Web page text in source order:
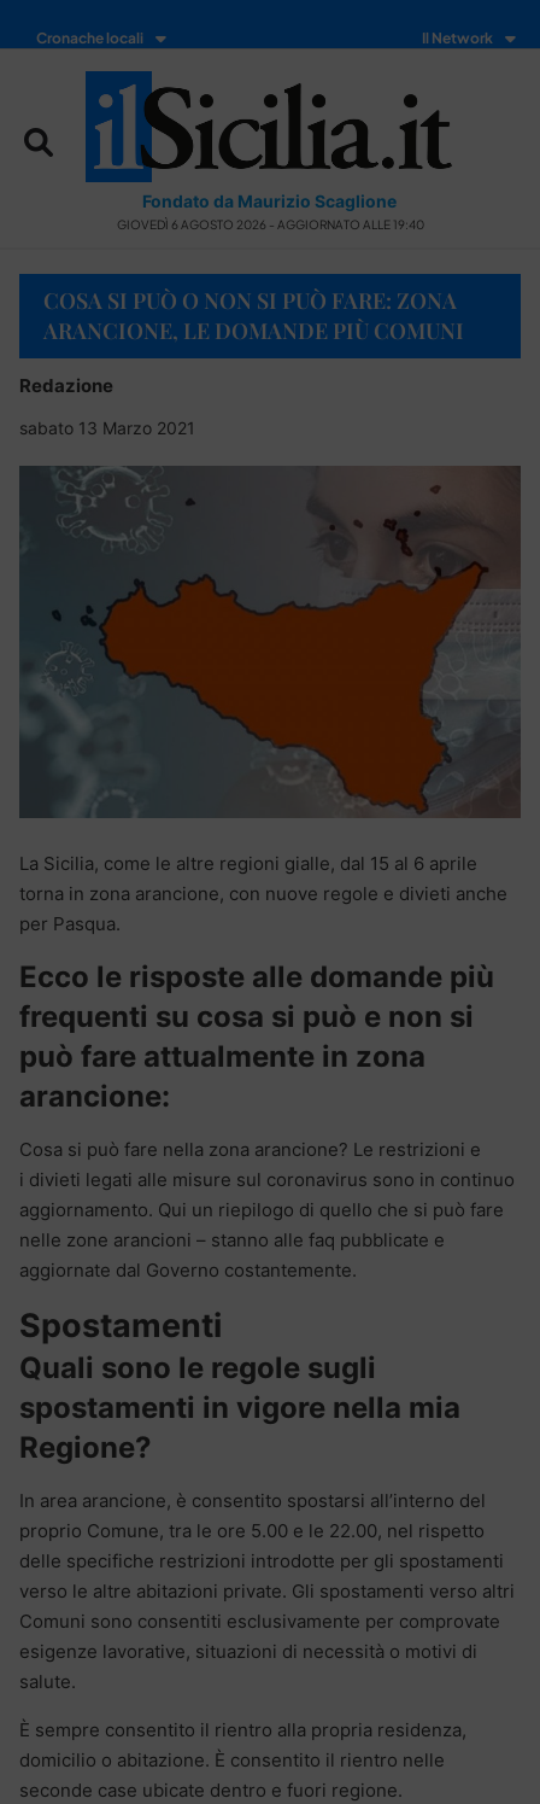
Cronache locali Il Network
Fondato da Maurizio Scaglione
GIOVEDÌ 6 AGOSTO 2026 - AGGIORNATO ALLE 19:40
COSA SI PUÒ O NON SI PUÒ FARE: ZONA
ARANCIONE, LE DOMANDE PIÙ COMUNI
Redazione
sabato 13 Marzo 2021
La Sicilia, come le altre regioni gialle, dal 15 al 6 aprile
torna in zona arancione, con nuove regole e divieti anche
per Pasqua.
Ecco le risposte alle domande più
frequenti su cosa si può e non si
può fare attualmente in zona
arancione:
Cosa si può fare nella zona arancione? Le restrizioni e
i divieti legati alle misure sul coronavirus sono in continuo
aggiornamento. Qui un riepilogo di quello che si può fare
nelle zone arancioni – stanno alle faq pubblicate e
aggiornate dal Governo costantemente.
Spostamenti
Quali sono le regole sugli
spostamenti in vigore nella mia
Regione?
In area arancione, è consentito spostarsi all’interno del
proprio Comune, tra le ore 5.00 e le 22.00, nel rispetto
delle specifiche restrizioni introdotte per gli spostamenti
verso le altre abitazioni private. Gli spostamenti verso altri
Comuni sono consentiti esclusivamente per comprovate
esigenze lavorative, situazioni di necessità o motivi di
salute.
È sempre consentito il rientro alla propria residenza,
domicilio o abitazione. È consentito il rientro nelle
seconde case ubicate dentro e fuori regione.